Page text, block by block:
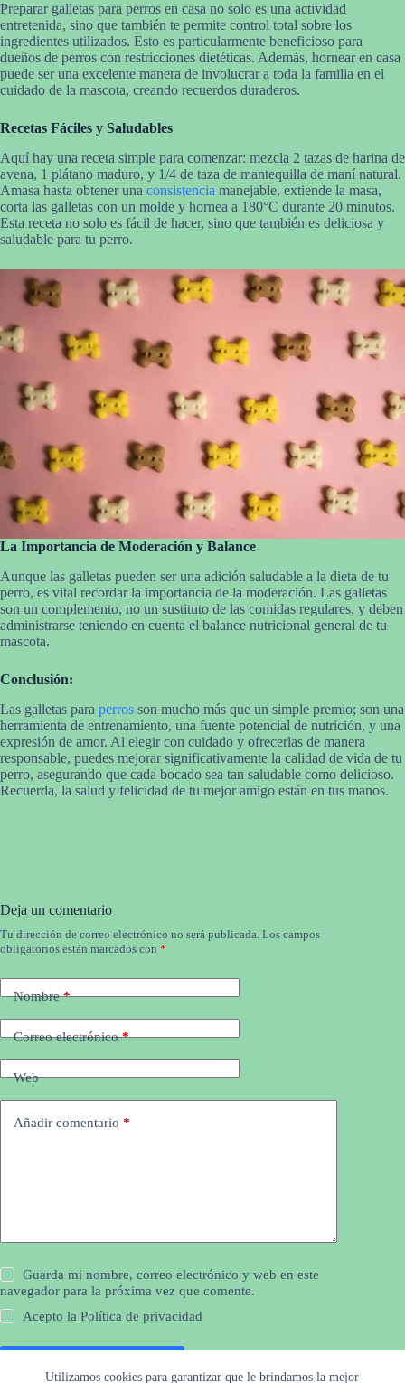
Utilizamos cookies para garantizar que le brindamos la mejor
Preparar galletas para perros en casa no solo es una actividad
entretenida, sino que también te permite control total sobre los
ingredientes utilizados. Esto es particularmente beneficioso para
dueños de perros con restricciones dietéticas. Además, hornear en casa
puede ser una excelente manera de involucrar a toda la familia en el
cuidado de la mascota, creando recuerdos duraderos.
Recetas Fáciles y Saludables
Aquí hay una receta simple para comenzar: mezcla 2 tazas de harina de
avena, 1 plátano maduro, y 1/4 de taza de mantequilla de maní natural.
Amasa hasta obtener una consistencia manejable, extiende la masa,
corta las galletas con un molde y hornea a 180°C durante 20 minutos.
Esta receta no solo es fácil de hacer, sino que también es deliciosa y
saludable para tu perro.
La Importancia de Moderación y Balance
Aunque las galletas pueden ser una adición saludable a la dieta de tu
perro, es vital recordar la importancia de la moderación. Las galletas
son un complemento, no un sustituto de las comidas regulares, y deben
administrarse teniendo en cuenta el balance nutricional general de tu
mascota.
Conclusión:
Las galletas para perros son mucho más que un simple premio; son una
herramienta de entrenamiento, una fuente potencial de nutrición, y una
expresión de amor. Al elegir con cuidado y ofrecerlas de manera
responsable, puedes mejorar significativamente la calidad de vida de tu
perro, asegurando que cada bocado sea tan saludable como delicioso.
Recuerda, la salud y felicidad de tu mejor amigo están en tus manos.
Deja un comentario
Tu dirección de correo electrónico no será publicada. Los campos
obligatorios están marcados con *
Nombre*
Correo electrónico*
Web
Añadir comentario *
Guarda mi nombre, correo electrónico y web en este
navegador para la próxima vez que comente.
Acepto laPolítica de privacidad